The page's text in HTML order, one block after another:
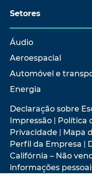
Setores
Áudio
Aeroespacial
Automóvel e
Energia
Declaração sobre
Impressão | Política
Privacidade | Mapa
Perfil da Empresa |
Califórnia – Não
informações